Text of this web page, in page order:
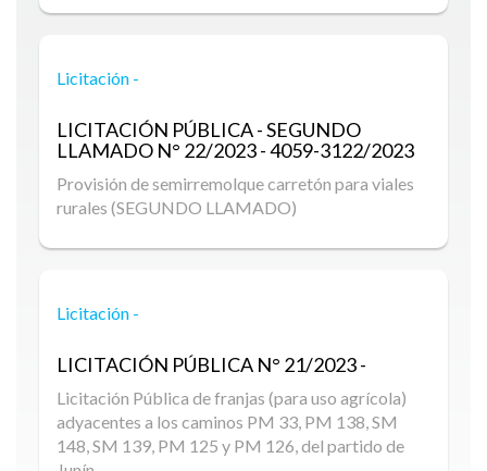
Licitación -
LICITACIÓN PÚBLICA - SEGUNDO
LLAMADON° 22/2023 - 4059-3122/2023
Provisión de semirremolque carretón para viales
rurales (SEGUNDO LLAMADO)
Licitación -
LICITACIÓN PÚBLICAN° 21/2023 -
Licitación Pública de franjas (para uso agrícola)
adyacentes a los caminos PM 33, PM 138, SM
148, SM 139, PM 125 y PM 126, del partido de